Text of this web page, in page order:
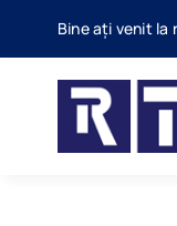
content
Bine ați venit la